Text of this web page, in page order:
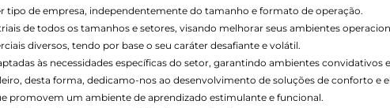
tipo de empresa, independentemente do tamanho e formato de operação.
de todos os tamanhos e setores, visando melhorar seus ambientes
diversos, tendo por base o seu caráter desafiante e volátil.
às necessidades específicas do setor, garantindo ambientes convidativos
desta forma, dedicamo-nos ao desenvolvimento de soluções de conforto e
promovem um ambiente de aprendizado estimulante e funcional.